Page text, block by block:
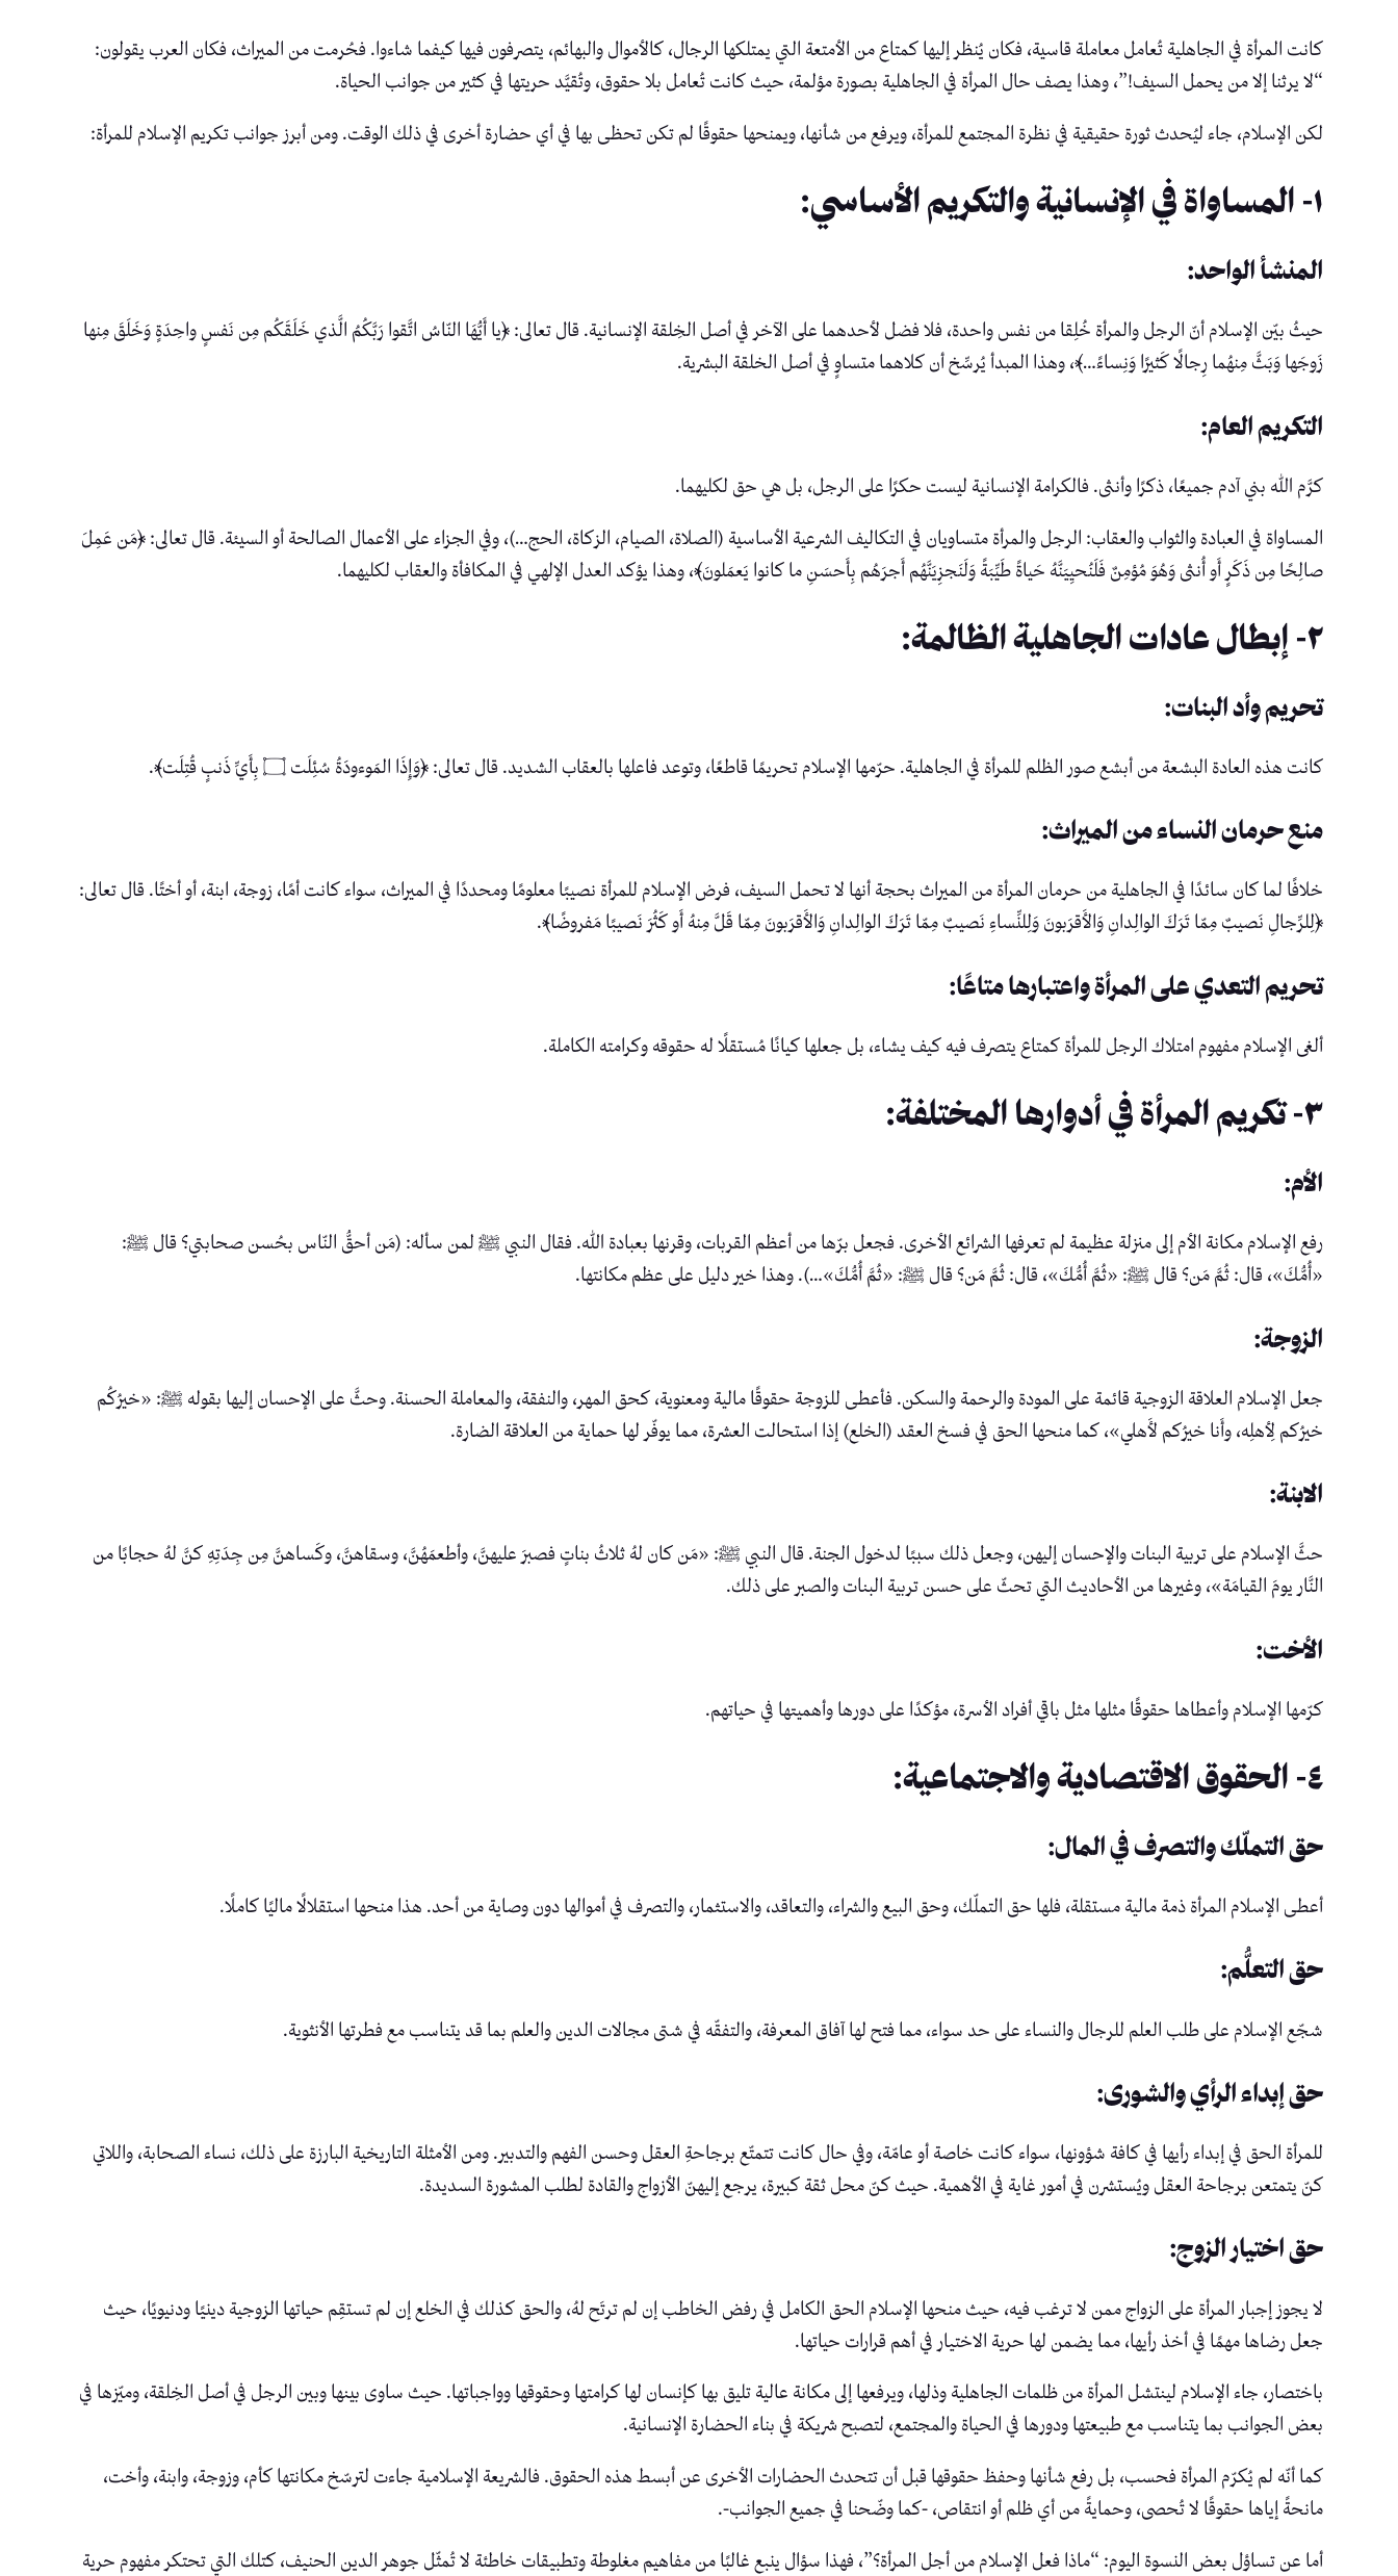
كانت المرأة في الجاهلية تُعامل معاملة قاسية، فكان يُنظر إليها كمتاع من الأمتعة التي يمتلكها الرجال، كالأموال والبهائم، يتصرفون فيها كيفما شاءوا. فحُرمت من الميراث، فكان العرب يقولون:
“لا يرثنا إلا من يحمل السيف!”، وهذا يصف حال المرأة في الجاهلية بصورة مؤلمة، حيث كانت تُعامل بلا حقوق، وتُقيَّد حريتها في كثير من جوانب الحياة.
لكن الإسلام، جاء ليُحدث ثورة حقيقية في نظرة المجتمع للمرأة، ويرفع من شأنها، ويمنحها حقوقًا لم تكن تحظى بها في أي حضارة أخرى في ذلك الوقت. ومن أبرز جوانب تكريم الإسلام للمرأة:
١- المساواة في الإنسانية والتكريم الأساسي:
المنشأ الواحد:
حيثُ بيّن الإسلام أنّ الرجل والمرأة خُلِقا من نفس واحدة، فلا فضل لأحدهما على الآخر في أصل الخِلقة الإنسانية. قال تعالى: ﴿يا أَيُّهَا النّاسُ اتَّقوا رَبَّكُمُ الَّذي خَلَقَكُم مِن نَفسٍ واحِدَةٍ وَخَلَقَ مِنها
زَوجَها وَبَثَّ مِنهُما رِجالًا كَثيرًا وَنِساءً…﴾، وهذا المبدأ يُرسِّخ أن كلاهما متساوٍ في أصل الخلقة البشرية.
التكريم العام:
كرَّم الله بني آدم جميعًا، ذكرًا وأنثى. فالكرامة الإنسانية ليست حكرًا على الرجل، بل هي حق لكليهما.
المساواة في العبادة والثواب والعقاب: الرجل والمرأة متساويان في التكاليف الشرعية الأساسية (الصلاة، الصيام، الزكاة، الحج…)، وفي الجزاء على الأعمال الصالحة أو السيئة. قال تعالى: ﴿مَن عَمِلَ
صالِحًا مِن ذَكَرٍ أَو أُنثى وَهُوَ مُؤمِنٌ فَلَنُحيِيَنَّهُ حَياةً طَيِّبَةً وَلَنَجزِيَنَّهُم أَجرَهُم بِأَحسَنِ ما كانوا يَعمَلونَ﴾، وهذا يؤكد العدل الإلهي في المكافأة والعقاب لكليهما.
٢- إبطال عادات الجاهلية الظالمة:
تحريم وأد البنات:
كانت هذه العادة البشعة من أبشع صور الظلم للمرأة في الجاهلية. حرّمها الإسلام تحريمًا قاطعًا، وتوعد فاعلها بالعقاب الشديد. قال تعالى: ﴿وَإِذَا المَوءودَةُ سُئِلَت ۝ بِأَيِّ ذَنبٍ قُتِلَت﴾.
منع حرمان النساء من الميراث:
خلافًا لما كان سائدًا في الجاهلية من حرمان المرأة من الميراث بحجة أنها لا تحمل السيف، فرض الإسلام للمرأة نصيبًا معلومًا ومحددًا في الميراث، سواء كانت أمًا، زوجة، ابنة، أو أختًا. قال تعالى:
﴿لِلرِّجالِ نَصيبٌ مِمّا تَرَكَ الوالِدانِ وَالأَقرَبونَ وَلِلنِّساءِ نَصيبٌ مِمّا تَرَكَ الوالِدانِ وَالأَقرَبونَ مِمّا قَلَّ مِنهُ أَو كَثُرَ نَصيبًا مَفروضًا﴾.
تحريم التعدي على المرأة واعتبارها متاعًا:
ألغى الإسلام مفهوم امتلاك الرجل للمرأة كمتاع يتصرف فيه كيف يشاء، بل جعلها كيانًا مُستقلًا له حقوقه وكرامته الكاملة.
٣- تكريم المرأة في أدوارها المختلفة:
الأم:
رفع الإسلام مكانة الأم إلى منزلة عظيمة لم تعرفها الشرائع الأخرى. فجعل برّها من أعظم القربات، وقرنها بعبادة الله. فقال النبي ﷺ لمن سأله: (مَن أحقُّ النّاس بحُسن صحابتي؟ قال ﷺ:
«أُمُّكَ»، قال: ثُمَّ مَن؟ قال ﷺ: «ثُمَّ أُمُّكَ»، قال: ثُمَّ مَن؟ قال ﷺ: «ثُمَّ أُمُّكَ»…). وهذا خير دليل على عظم مكانتها.
الزوجة:
جعل الإسلام العلاقة الزوجية قائمة على المودة والرحمة والسكن. فأعطى للزوجة حقوقًا مالية ومعنوية، كحق المهر، والنفقة، والمعاملة الحسنة. وحثَّ على الإحسان إليها بقوله ﷺ: «خيرُكُم
خيرُكم لِأهلِه، وأَنا خيرُكم لأَهلي»، كما منحها الحق في فسخ العقد (الخلع) إذا استحالت العشرة، مما يوفّر لها حماية من العلاقة الضارة.
الابنة:
حثَّ الإسلام على تربية البنات والإحسان إليهن، وجعل ذلك سببًا لدخول الجنة. قال النبي ﷺ: «مَن كان لهُ ثلاثُ بناتٍ فصبرَ عليهنَّ، وأطعمَهُنَّ، وسقاهنَّ، وكَساهنَّ مِن جِدَتِهِ كنَّ لهُ حجابًا من
النَّار يومَ القيامَة»، وغيرها من الأحاديث التي تحثّ على حسن تربية البنات والصبر على ذلك.
الأخت:
كرّمها الإسلام وأعطاها حقوقًا مثلها مثل باقي أفراد الأسرة، مؤكدًا على دورها وأهميتها في حياتهم.
٤- الحقوق الاقتصادية والاجتماعية:
حق التملّك والتصرف في المال:
أعطى الإسلام المرأة ذمة مالية مستقلة، فلها حق التملّك، وحق البيع والشراء، والتعاقد، والاستثمار، والتصرف في أموالها دون وصاية من أحد. هذا منحها استقلالًا ماليًا كاملًا.
حق التعلُّم:
شجّع الإسلام على طلب العلم للرجال والنساء على حد سواء، مما فتح لها آفاق المعرفة، والتفقّه في شتى مجالات الدين والعلم بما قد يتناسب مع فطرتها الأنثوية.
حق إبداء الرأي والشورى:
للمرأة الحق في إبداء رأيها في كافة شؤونها، سواء كانت خاصة أو عامّة، وفي حال كانت تتمتّع برجاحةِ العقل وحسن الفهم والتدبير. ومن الأمثلة التاريخية البارزة على ذلك، نساء الصحابة، واللاتي
كنّ يتمتعن برجاحة العقل ويُستشرن في أمور غاية في الأهمية. حيث كنّ محل ثقة كبيرة، يرجع إليهنّ الأزواج والقادة لطلب المشورة السديدة.
حق اختيار الزوج:
لا يجوز إجبار المرأة على الزواج ممن لا ترغب فيه، حيث منحها الإسلام الحق الكامل في رفض الخاطب إن لم ترتَح لهُ، والحق كذلك في الخلع إن لم تستقِم حياتها الزوجية دينيًا ودنيويًا، حيث
جعل رضاها مهمًا في أخذ رأيها، مما يضمن لها حرية الاختيار في أهم قرارات حياتها.
باختصار، جاء الإسلام لينتشل المرأة من ظلمات الجاهلية وذلها، ويرفعها إلى مكانة عالية تليق بها كإنسان لها كرامتها وحقوقها وواجباتها. حيث ساوى بينها وبين الرجل في أصل الخِلقة، وميّزها في
بعض الجوانب بما يتناسب مع طبيعتها ودورها في الحياة والمجتمع، لتصبح شريكة في بناء الحضارة الإنسانية.
كما أنّه لم يُكرّم المرأة فحسب، بل رفع شأنها وحفظ حقوقها قبل أن تتحدث الحضارات الأخرى عن أبسط هذه الحقوق. فالشريعة الإسلامية جاءت لترسّخ مكانتها كأم، وزوجة، وابنة، وأخت،
مانحةً إياها حقوقًا لا تُحصى، وحمايةً من أي ظلم أو انتقاص، -كما وضّحنا في جميع الجوانب-.
أما عن تساؤل بعض النسوة اليوم: “ماذا فعل الإسلام من أجل المرأة؟”، فهذا سؤال ينبع غالبًا من مفاهيم مغلوطة وتطبيقات خاطئة لا تُمثّل جوهر الدين الحنيف، كتلك التي تحتكر مفهوم حرية